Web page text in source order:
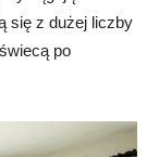
się z dużej liczby
po